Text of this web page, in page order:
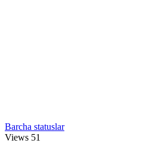
Barcha statuslar
Views 51